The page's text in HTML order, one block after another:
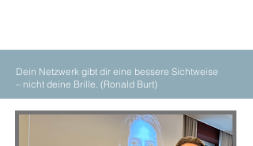
Dein Netzwerk gibt dir eine bessere Sichtweise
– nicht deine Brille. (Ronald Burt)